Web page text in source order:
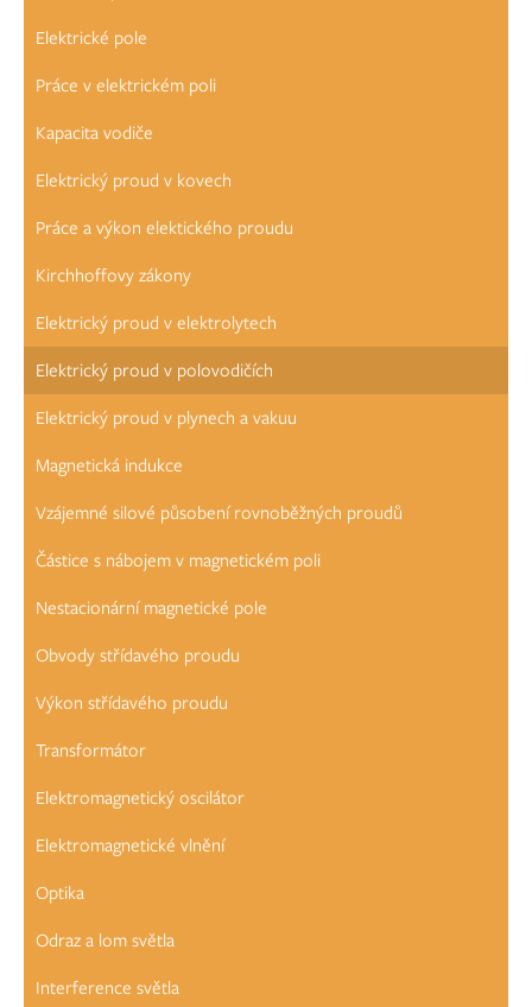
Elektrické pole
Práce v elektrickém poli
Kapacita vodiče
Elektrický proud v kovech
Práce a výkon elektického proudu
Kirchhoffovy zákony
Elektrický proud v elektrolytech
Elektrický proud v polovodičích
Elektrický proud v plynech a vakuu
Magnetická indukce
Vzájemné silové působení rovnoběžných proudů
Částice s nábojem v magnetickém poli
Nestacionární magnetické pole
Obvody střídavého proudu
Výkon střídavého proudu
Transformátor
Elektromagnetický oscilátor
Elektromagnetické vlnění
Optika
Odraz a lom světla
Interference světla